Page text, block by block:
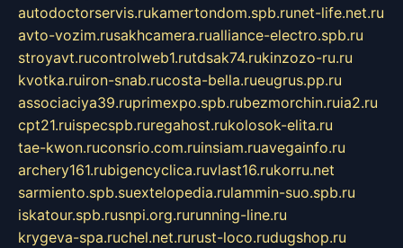
autodoctorservis.rukamertondom.spb.runet-life.net.ru
avto-vozim.rusakhcamera.rualliance-electro.spb.ru
stroyavt.rucontrolweb1.rutdsak74.rukinzozo-ru.ru
kvotka.ruiron-snab.rucosta-bella.rueugrus.pp.ru
associaciya39.ruprimexpo.spb.rubezmorchin.ruia2.ru
cpt21.ruispecspb.ruregahost.rukolosok-elita.ru
tae-kwon.ruconsrio.com.ruinsiam.ruavegainfo.ru
archery161.rubigencyclica.ruvlast16.rukorru.net
sarmiento.spb.suextelopedia.rulammin-suo.spb.ru
iskatour.spb.rusnpi.org.rurunning-line.ru
krygeva-spa.ruchel.net.rurust-loco.rudugshop.ru